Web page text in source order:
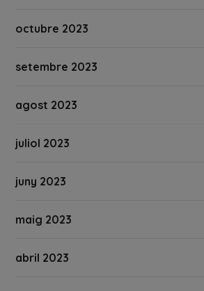
octubre 2023
setembre 2023
agost 2023
juliol 2023
juny 2023
maig 2023
abril 2023